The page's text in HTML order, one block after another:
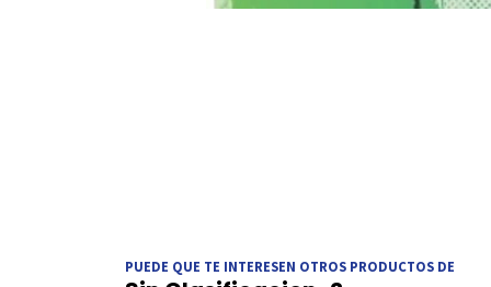
PUEDE QUE TE INTERESEN OTROS PRODUCTOS DE